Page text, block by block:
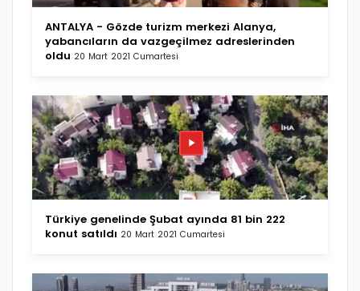
ANTALYA - Gözde turizm merkezi Alanya,
yabancıların da vazgeçilmez adreslerinden
oldu 20 Mart 2021 Cumartesi
Türkiye genelinde Şubat ayında 81 bin 222
konut satıldı 20 Mart 2021 Cumartesi